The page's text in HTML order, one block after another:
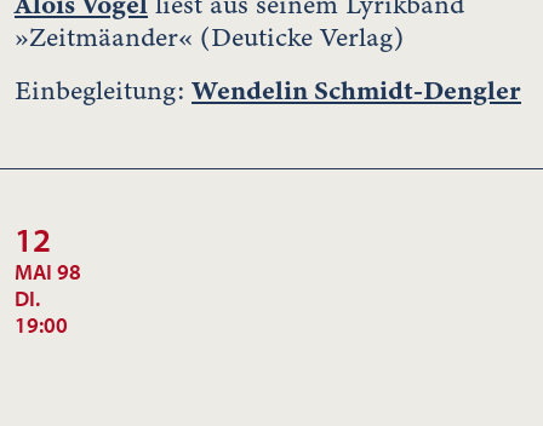
»Zeitmäander« (Deuticke Verlag)
Einbegleitung: Wendelin Schmidt-Dengler
12
MAI 98
DI.
19:00